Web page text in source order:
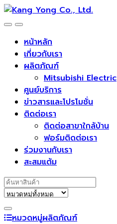
Skip
to
Skip
to
หน้าหลัก
เกี่ยวกับเรา
ผลิตภัณฑ์
Mitsubishi Electric
ศูนย์บริการ
ข่าวสารและโปรโมชั่น
ติดต่อเรา
ติดต่อสาขาใกล้บ้าน
ฟอร์มติดต่อเรา
ร่วมงานกับเรา
สะสมแต้ม
Search for:
หมวดหมู่ผลิตภัณฑ์